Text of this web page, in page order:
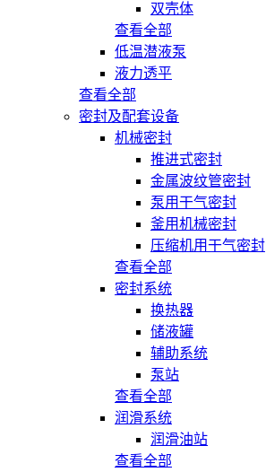
双壳体
查看全部
低温潜液泵
液力透平
查看全部
密封及配套设备
机械密封
推进式密封
金属波纹管密封
泵用干气密封
釜用机械密封
压缩机用干气密封
查看全部
密封系统
换热器
储液罐
辅助系统
泵站
查看全部
润滑系统
润滑油站
查看全部